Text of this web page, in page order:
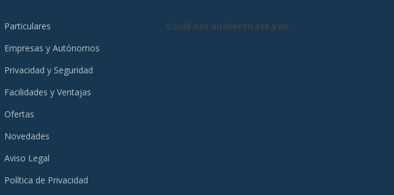
Particulares
Empresas y Autónomos
Privacidad y Seguridad
Facilidades y Ventajas
Ofertas
Novedades
Aviso Legal
Política de Privacidad
Could not authenticate you.